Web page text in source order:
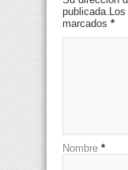
marcados *
Nombre *